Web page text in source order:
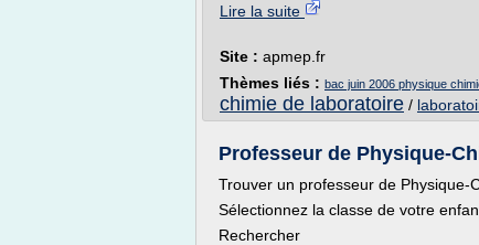
Lire la suite
Site : apmep.fr
Thèmes liés : bac juin 2006 physique
chimie de laboratoire /
Professeur de Physique-
Trouver un professeur de Physique-
Sélectionnez la classe de votre
Rechercher